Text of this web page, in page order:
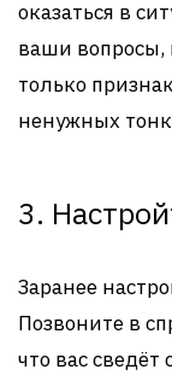
оказаться в
ваши вопросы,
только
ненужных
3.
Заранее
Позвоните в
что вас